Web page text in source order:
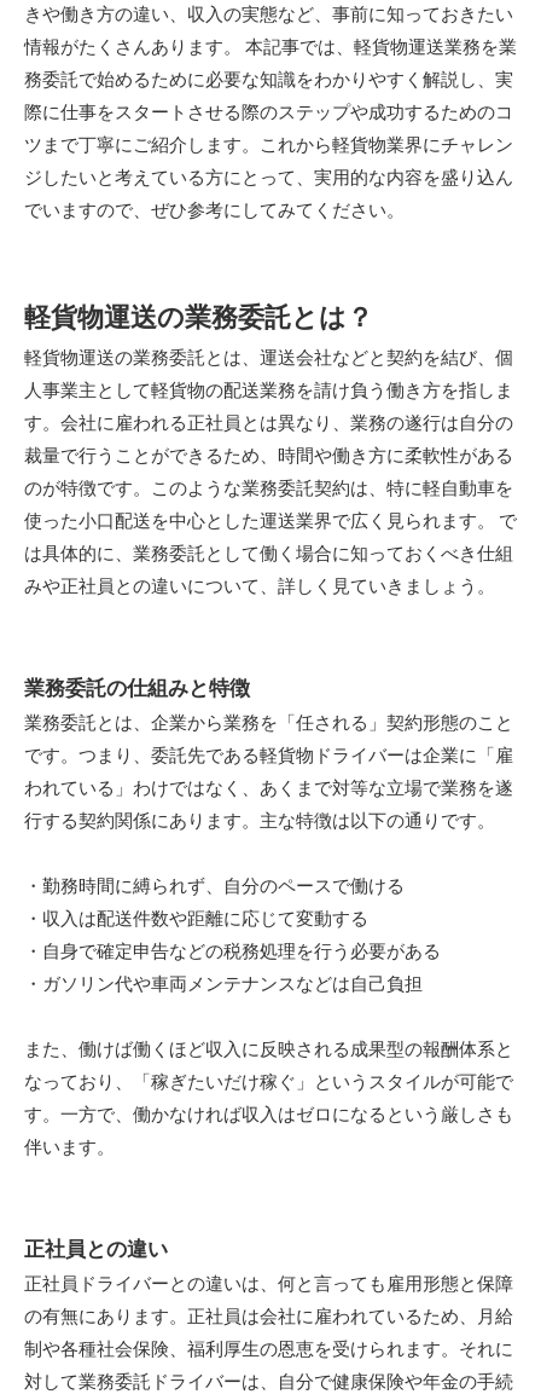
きや働き方の違い、収入の実態など、事前に知っておきたい
情報がたくさんあります。 本記事では、軽貨物運送業務を業
務委託で始めるために必要な知識をわかりやすく解説し、実
際に仕事をスタートさせる際のステップや成功するためのコ
ツまで丁寧にご紹介します。これから軽貨物業界にチャレン
ジしたいと考えている方にとって、実用的な内容を盛り込ん
でいますので、ぜひ参考にしてみてください。
軽貨物運送の業務委託とは？
軽貨物運送の業務委託とは、運送会社などと契約を結び、個
人事業主として軽貨物の配送業務を請け負う働き方を指しま
す。会社に雇われる正社員とは異なり、業務の遂行は自分の
裁量で行うことができるため、時間や働き方に柔軟性がある
のが特徴です。このような業務委託契約は、特に軽自動車を
使った小口配送を中心とした運送業界で広く見られます。 で
は具体的に、業務委託として働く場合に知っておくべき仕組
みや正社員との違いについて、詳しく見ていきましょう。
業務委託の仕組みと特徴
業務委託とは、企業から業務を「任される」契約形態のこと
です。つまり、委託先である軽貨物ドライバーは企業に「雇
われている」わけではなく、あくまで対等な立場で業務を遂
行する契約関係にあります。主な特徴は以下の通りです。
・勤務時間に縛られず、自分のペースで働ける
・収入は配送件数や距離に応じて変動する
・自身で確定申告などの税務処理を行う必要がある
・ガソリン代や車両メンテナンスなどは自己負担
また、働けば働くほど収入に反映される成果型の報酬体系と
なっており、「稼ぎたいだけ稼ぐ」というスタイルが可能で
す。一方で、働かなければ収入はゼロになるという厳しさも
伴います。
正社員との違い
正社員ドライバーとの違いは、何と言っても雇用形態と保障
の有無にあります。正社員は会社に雇われているため、月給
制や各種社会保険、福利厚生の恩恵を受けられます。それに
対して業務委託ドライバーは、自分で健康保険や年金の手続